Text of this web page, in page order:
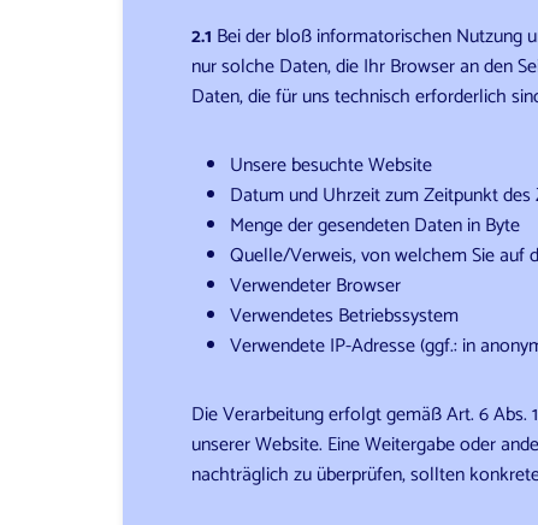
2.1 Bei der bloß informatorischen Nutzung
nur solche Daten, die Ihr Browser an den
Daten, die für uns technisch erforderlich
Unsere besuchte Website
Datum und Uhrzeit zum Zeitpunkt des
Menge der gesendeten Daten in Byte
Quelle/Verweis, von welchem Sie auf
Verwendeter Browser
Verwendetes Betriebssystem
Verwendete IP-Adresse (ggf.: in
Die Verarbeitung erfolgt gemäß Art. 6 Abs.
unserer Website. Eine Weitergabe oder
nachträglich zu überprüfen, sollten